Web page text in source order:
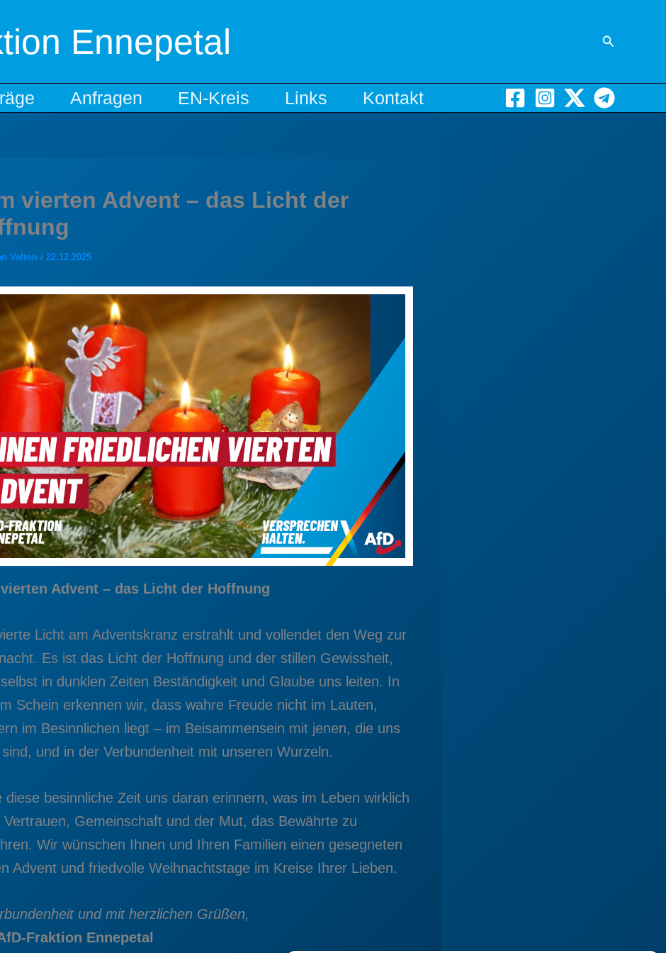
Ennepetal Suchen
Anfragen EN-Kreis Links Kontakt
vierten Advent – das Licht der
Valton / 22.12.2025
Advent – das Licht der Hoffnung
Licht am Adventskranz erstrahlt und vollendet den Weg zur
Es ist das Licht der Hoffnung und der stillen Gewissheit,
in dunklen Zeiten Beständigkeit und Glaube uns leiten. In
Schein erkennen wir, dass wahre Freude nicht im Lauten,
im Besinnlichen liegt – im Beisammensein mit jenen, die uns
und in der Verbundenheit mit unseren Wurzeln.
diese besinnliche Zeit uns daran erinnern, was im Leben wirklich
Gemeinschaft und der Mut, das Bewährte zu
Wir wünschen Ihnen und Ihren Familien einen gesegneten
Advent und friedvolle Weihnachtstage im Kreise Ihrer Lieben.
und mit herzlichen Grüßen,
Fraktion Ennepetal